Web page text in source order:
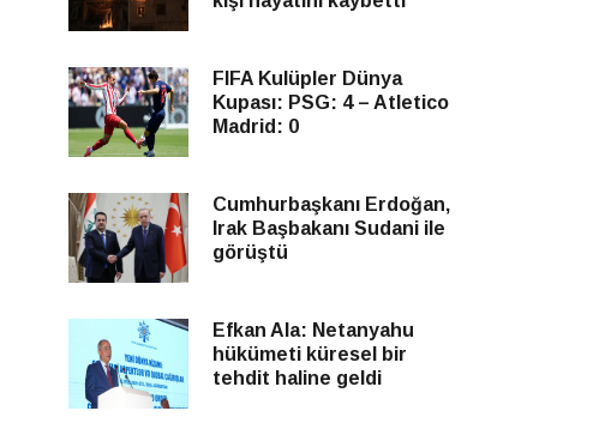
FIFA Kulüpler Dünya
Kupası: PSG: 4 – Atletico
Madrid: 0
Cumhurbaşkanı Erdoğan,
Irak Başbakanı Sudani ile
görüştü
Efkan Ala: Netanyahu
hükümeti küresel bir
tehdit haline geldi